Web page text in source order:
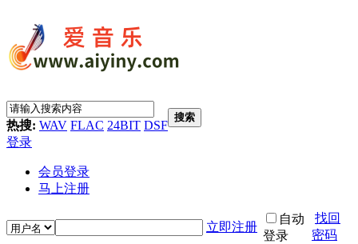
热搜: WAV FLAC 24BIT DSF
搜索
登录
会员登录
马上注册
立即注册
自动
登录
找回
密码